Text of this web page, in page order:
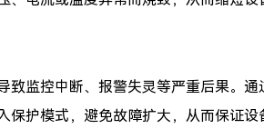
致监控中断、报警失灵等严重后果。
保护模式，避免故障扩大，从而保证设